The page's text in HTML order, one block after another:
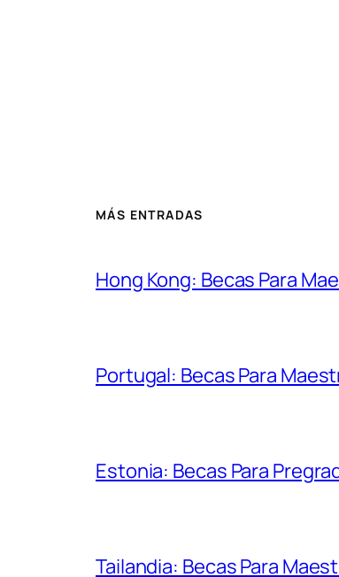
MÁS ENTRADAS
Hong Kong: Becas Para
Portugal: Becas Para
Estonia: Becas Para
Tailandia: Becas Para